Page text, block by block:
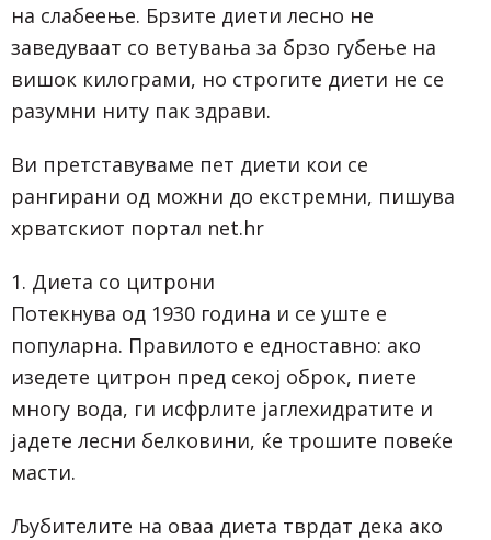
МОЗАИК
на слабеење. Брзите диети лесно не
заведуваат со ветувања за брзо губење на
вишок килограми, но строгите диети не се
разумни ниту пак здрави.
Ви претставуваме пет диети кои се
рангирани од можни до екстремни, пишува
хрватскиот портал net.hr
1. Диета со цитрони
Потекнува од 1930 година и се уште е
популарна. Правилото е едноставно: ако
изедете цитрон пред секој оброк, пиете
многу вода, ги исфрлите јаглехидратите и
јадете лесни белковини, ќе трошите повеќе
масти.
Љубителите на оваа диета тврдат дека ако